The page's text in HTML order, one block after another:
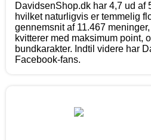
DavidsenShop.dk har 4,7 ud af
hvilket naturligvis er temmelig
gennemsnit af 11.467
kvitterer med maksimum point,
bundkarakter. Indtil videre har
Facebook-fans.